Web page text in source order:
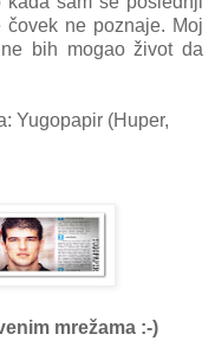
čovek ne poznaje. Moj
bih mogao život da
Yugopapir (Huper,
mrežama :-)